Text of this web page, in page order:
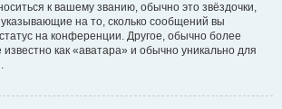
к вашему званию, обычно это звёздочки,
указывающие на то, сколько сообщений вы
на конференции. Другое, обычно более
как «аватара» и обычно уникально для